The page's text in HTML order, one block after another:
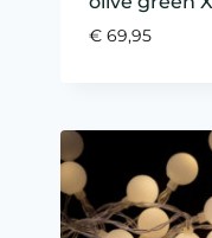
€ 69,95